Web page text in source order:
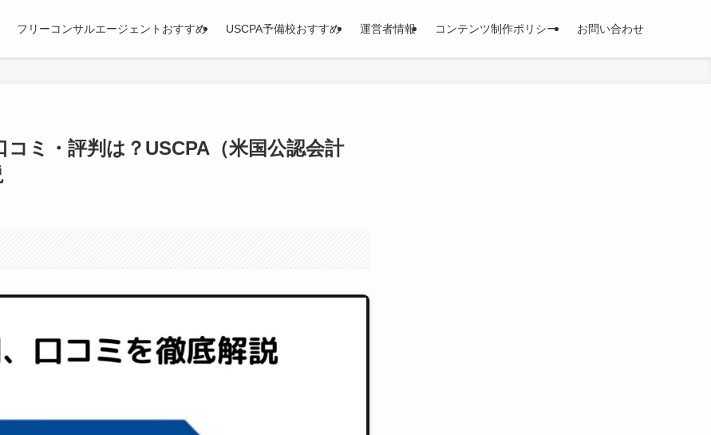
フリーコンサルエージェントおすすめ USCPA予備校おすすめ 運営者情報 コンテンツ制作ポリシー お問い合わせ
コミ・評判は？USCPA（米国公認会計